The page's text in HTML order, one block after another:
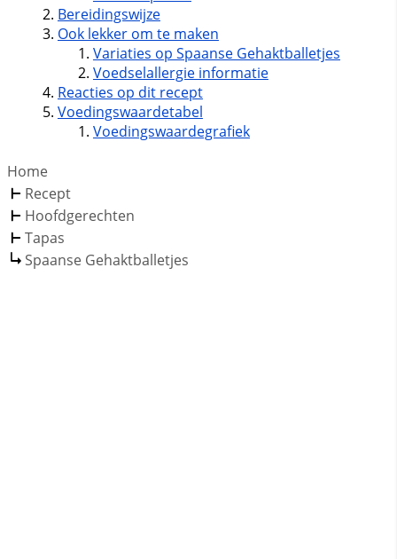
Bereidingswijze
Ook lekker om te maken
Variaties op Spaanse Gehaktballetjes
Voedselallergie informatie
Reacties op dit recept
Voedingswaardetabel
Voedingswaardegrafiek
Home
Recept
Hoofdgerechten
Tapas
Spaanse Gehaktballetjes